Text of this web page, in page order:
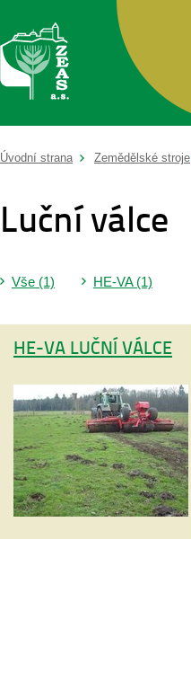
Úvodní strana Zemědělské stroje
Luční válce
Vše (1) HE-VA (1)
HE-VA LUČNÍ VÁLCE